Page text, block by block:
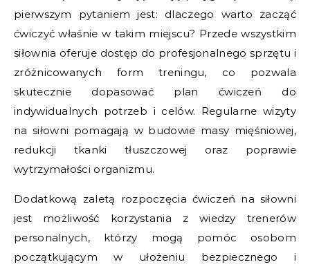
pierwszym pytaniem jest: dlaczego warto zacząć
ćwiczyć właśnie w takim miejscu? Przede wszystkim
siłownia oferuje dostęp do profesjonalnego sprzętu i
zróżnicowanych form treningu, co pozwala
skutecznie dopasować plan ćwiczeń do
indywidualnych potrzeb i celów. Regularne wizyty
na siłowni pomagają w budowie masy mięśniowej,
redukcji tkanki tłuszczowej oraz poprawie
wytrzymałości organizmu.
Dodatkową zaletą rozpoczęcia ćwiczeń na siłowni
jest możliwość korzystania z wiedzy trenerów
personalnych, którzy mogą pomóc osobom
początkującym w ułożeniu bezpiecznego i